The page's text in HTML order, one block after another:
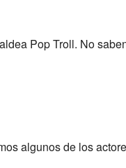
Pop Troll. No
algunos de los